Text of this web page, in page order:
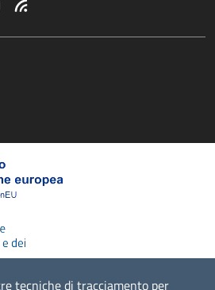
tecniche di tracciamento per